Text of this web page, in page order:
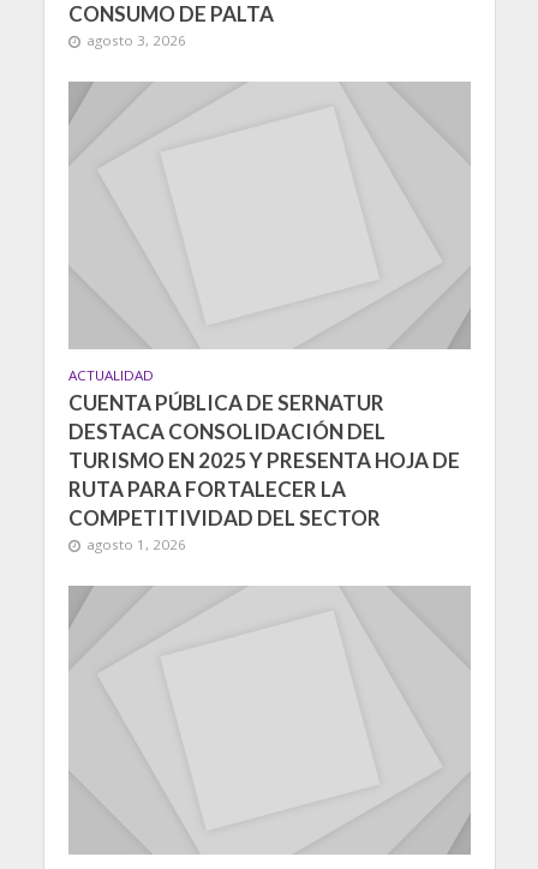
CONSUMO DE PALTA
agosto 3, 2026
ACTUALIDAD
CUENTA PÚBLICA DE SERNATUR
DESTACA CONSOLIDACIÓN DEL
TURISMO EN 2025 Y PRESENTA HOJA DE
RUTA PARA FORTALECER LA
COMPETITIVIDAD DEL SECTOR
agosto 1, 2026